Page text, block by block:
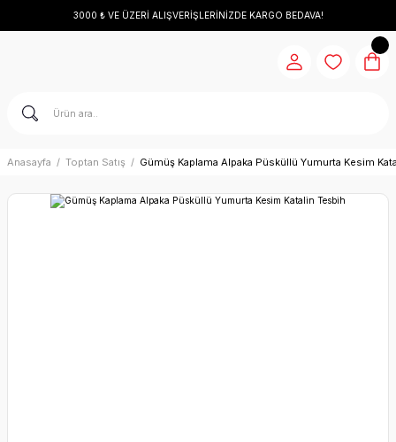
3000 ₺ VE ÜZERİ ALIŞVERİŞLERİNİZDE KARGO BEDAVA!
Anasayfa Toptan Satış Gümüş Kaplama Alpaka Püsküllü Yumurta Kesim